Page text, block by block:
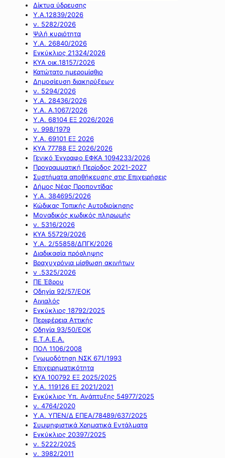
Δίκτυα ύδρευσης
Υ.Α.12839/2026
ν. 5282/2026
Ψιλή κυριότητα
Υ.Α. 26840/2026
Εγκύκλιος 21324/2026
ΚΥΑ οικ.18157/2026
Κατώτατο ημερομίσθιο
Δημοσίευση διακηρύξεων
ν. 5294/2026
Υ.Α. 28436/2026
Υ.Α. Α.1067/2026
Υ.Α. 68104 ΕΞ 2026/2026
ν. 998/1979
Υ.Α. 69101 ΕΞ 2026
ΚΥΑ 77788 ΕΞ 2026/2026
Γενικό Έγγραφο ΕΦΚΑ 1094233/2026
Προγραμματική Περίοδος 2021-2027
Συστήματα αποθήκευσης στις Επιχειρήσεις
Δήμος Νέας Προποντίδας
Υ.Α. 384695/2026
Κώδικας Τοπικής Αυτοδιοίκησης
Μοναδικός κωδικός πληρωμής
ν. 5316/2026
ΚΥΑ 55729/2026
Υ.Α. 2/55858/ΔΠΓΚ/2026
Διαδικασία πρόσληψης
Βραχυχρόνια μίσθωση ακινήτων
ν .5325/2026
ΠΕ Έβρου
Οδηγία 92/57/ΕΟΚ
Αιγιαλός
Εγκύκλιος 18792/2025
Περιφέρεια Αττικής
Οδηγία 93/50/ΕΟΚ
Ε.Τ.Α.Ε.Α.
ΠΟΛ 1106/2008
Γνωμοδότηση ΝΣΚ 671/1993
Επιχειρηματικότητα
ΚΥΑ 100792 ΕΞ 2025/2025
Υ.Α. 119126 ΕΞ 2021/2021
Εγκύκλιος Υπ. Ανάπτυξης 54977/2025
ν. 4764/2020
Υ.Α. ΥΠΕΝ/Δ ΕΠΕΑ/78489/637/2025
Συμψηφιστικά Χρηματικά Εντάλματα
Εγκύκλιος 20397/2025
ν. 5222/2025
ν. 3982/2011